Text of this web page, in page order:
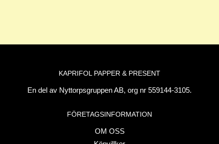
KAPRIFOL PAPPER & PRESENT
En del av Nyttorpsgruppen AB, org nr 559144-3105.
FÖRETAGSINFORMATION
OM OSS